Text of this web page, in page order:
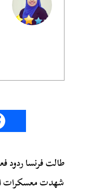
طالت فرنسا ردود
شهدت معسكرات